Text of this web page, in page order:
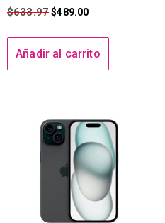
$633.97 $489.00
Añadir al carrito